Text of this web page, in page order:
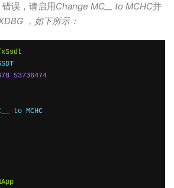
误，请启用Change MC__ to MCHC并
，如下所示：
53736474